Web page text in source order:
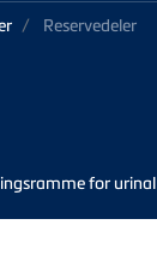
Reservedeler
for urinal